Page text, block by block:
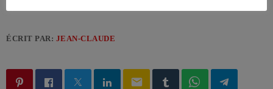
ÉCRIT PAR: JEAN-CLAUDE
email